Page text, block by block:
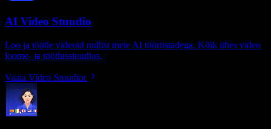
AI Video Stuudio
Loo ja töötle videoid nullist meie AI tööriistadega. Kõik ühes video
loome- ja töötlusstuudios.
Vaata Video Stuudiot